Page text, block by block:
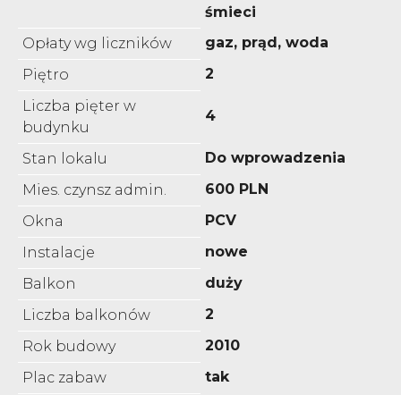
śmieci
Opłaty wg liczników
gaz, prąd, woda
Piętro
2
Liczba pięter w
budynku
4
Stan lokalu
Do wprowadzenia
Mies. czynsz admin.
600 PLN
Okna
PCV
Instalacje
nowe
Balkon
duży
Liczba balkonów
2
Rok budowy
2010
Plac zabaw
tak